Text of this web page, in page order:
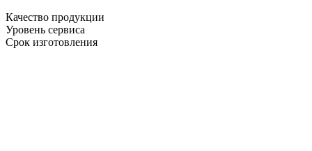
Качество продукции
Уровень сервиса
Срок изготовления